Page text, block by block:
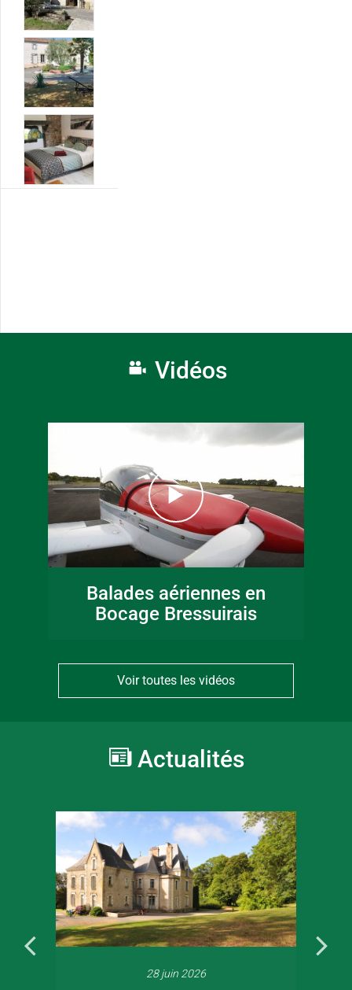
Vidéos
Balades aériennes en
Bocage Bressuirais
Voir toutes les vidéos
Actualités
28 juin 2026